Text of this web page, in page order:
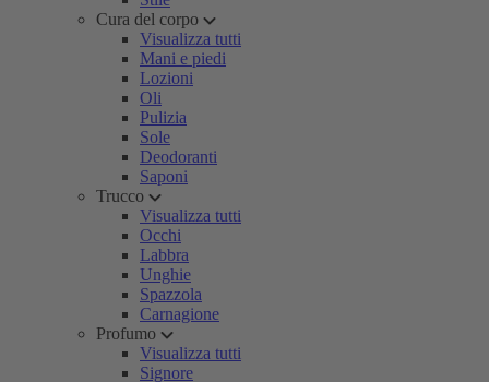
Cura del corpo
Visualizza tutti
Mani e piedi
Lozioni
Oli
Pulizia
Sole
Deodoranti
Saponi
Trucco
Visualizza tutti
Occhi
Labbra
Unghie
Spazzola
Carnagione
Profumo
Visualizza tutti
Signore